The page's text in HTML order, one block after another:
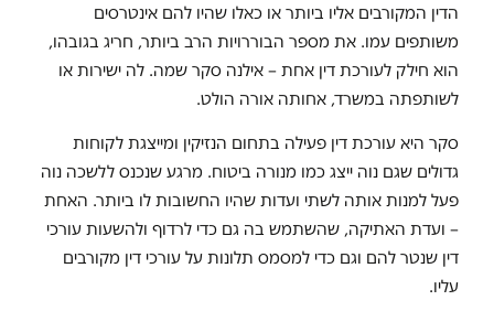
הדין המקורבים אליו ביותר או כאלו שהיו להם אינטרסים
משותפים עמו. את מספר הבוררויות הרב ביותר, חריג בגובהו,
הוא חילק לעורכת דין אחת – אילנה סקר שמה. לה ישירות או
לשותפתה במשרד, אחותה אורה הולט.
סקר היא עורכת דין פעילה בתחום הנזיקין ומייצגת לקוחות
גדולים שגם נוה ייצג כמו מנורה ביטוח. מרגע שנכנס ללשכה נוה
פעל למנות אותה לשתי ועדות שהיו החשובות לו ביותר. האחת
– ועדת האתיקה, שהשתמש בה גם כדי לרדוף ולהשעות עורכי
דין שנטר להם וגם כדי למסמס תלונות על עורכי דין מקורבים